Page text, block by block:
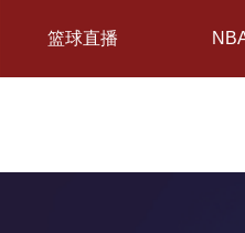
篮球直播